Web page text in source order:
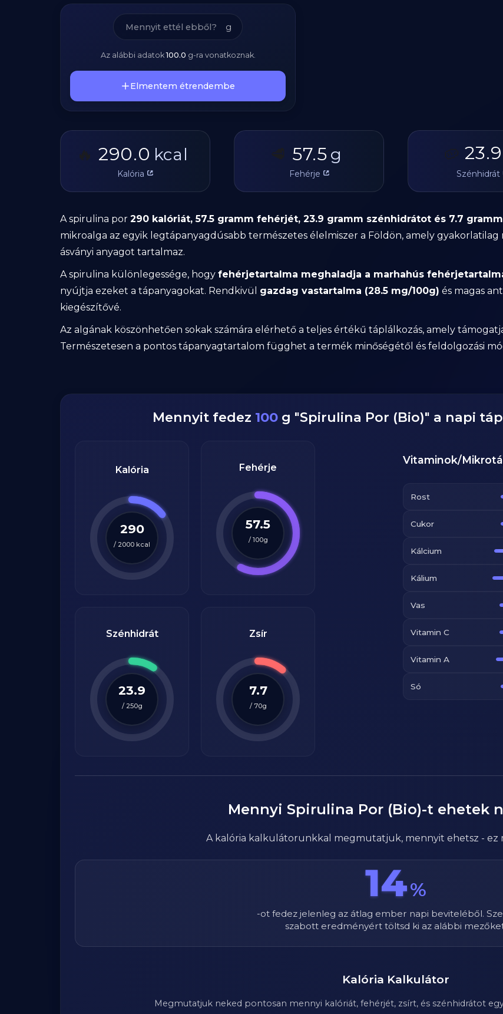
g
Az alábbi adatok100.0 g-ra vonatkoznak.
Elmentem étrendembe
🔥 290.0 kcal
Kalória
🥩 57.5 g
Fehérje
🥔 23.9
Szénhidrát
A spirulina por 290 kalóriát, 57.5 gramm fehérjét, 23.9 gramm szénhidrátot és 7.7
mikroalga az egyik legtápanyagdúsabb természetes élelmiszer a Földön, amely gyakorlatilag
ásványi anyagot tartalmaz.
A spirulina különlegessége, hogy fehérjetartalma meghaladja a marhahús
nyújtja ezeket a tápanyagokat. Rendkivül gazdag vastartalma (28.5 mg/100g) és magas
kiegészítővé.
Az algának köszönhetően sokak számára elérhető a teljes értékű táplálkozás, amely
Természetesen a pontos tápanyagtartalom függhet a termék minőségétől és feldolgozási
Mennyit fedez 100 g "Spirulina Por (Bio)" a napi
Kalória
290
/ 2000 kcal
Fehérje
57.5
/100g
Szénhidrát
23.9
/ 250g
Zsír
7.7
/70g
Vitaminok/
Rost
Cukor
Kálcium
Kálium
Vas
Vitamin C
Vitamin A
Só
Mennyi Spirulina Por (Bio)-t ehetek
A kalória kalkulátorunkkal megmutatjuk, mennyit ehetsz - ez
14%
-ot fedez jelenleg az átlag ember napi beviteléből.
szabott eredményért töltsd ki az alábbi
Kalória Kalkulátor
Megmutatjuk neked pontosan mennyi kalóriát, fehérjét, zsírt, és szénhidrátot